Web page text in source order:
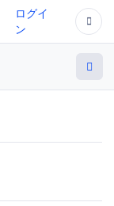
ログイ
ン